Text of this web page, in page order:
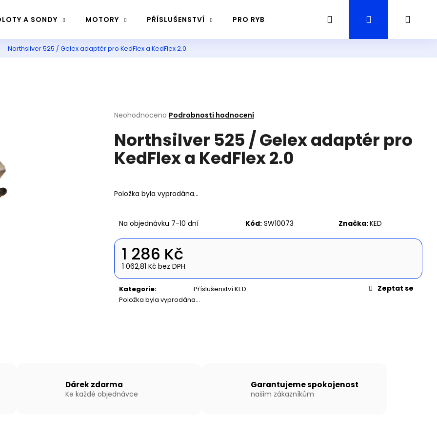
A SONDY MOTORY PŘÍSLUŠENSTVÍ PRO RYBÁŘE PRŮVODCE / GUIDING RYBAŘENÍ
Hledat Přihlášení
Northsilver 525 / Gelex adaptér pro KedFlex a KedFlex 2.0
Průměrné
produktu
je
0,0
Neohodnoceno Podrobnosti hodnocení
Northsilver 525 / Gelex adaptér pro
KedFlex a KedFlex 2.0
Položka byla vyprodána…
Na objednávku 7-10 dní Kód: SW10073 Značka:KED
1 286 Kč
1 062,81 Kč bez DPH
Kategorie:
Příslušenství KED
Položka byla vyprodána…
Zeptat se
Dárek zdarma
Ke každé objednávce
Garantujeme spokojenost
našim zákazníkům
Co potřebujete najít?
NAFUKOVACÍ ČLUN WILLIS BOATS RY-
BD270 V ZELENÉ BARVĚ SE SKLÁDACÍ
NAFUKOVACÍ ČLUN WILLIS BOATS RY-
BD300 V BÍLO-MODRÉ BARVĚ SE
SKLÁDACÍ HLINÍKOVOU PODLAHOU
16 990 Kč